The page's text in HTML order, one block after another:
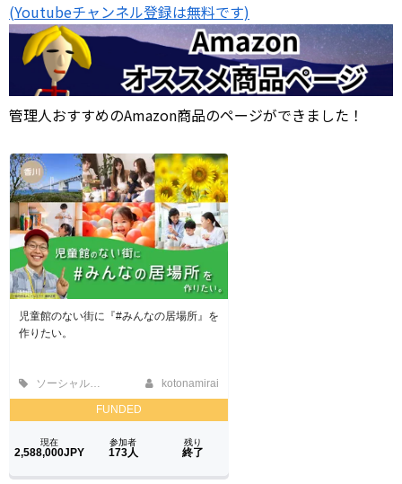
(Youtubeチャンネル登録は無料です)
管理人おすすめのAmazon商品のページができました！